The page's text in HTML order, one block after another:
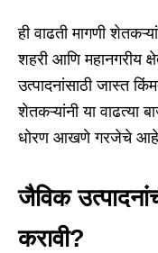
ही वाढती मागणी
शहरी आणि महानगरीय
उत्पादनांसाठी जास्त
शेतकऱ्यांनी या वाढत्या
धोरण आखणे गरजेचे
जैविक
करावी?